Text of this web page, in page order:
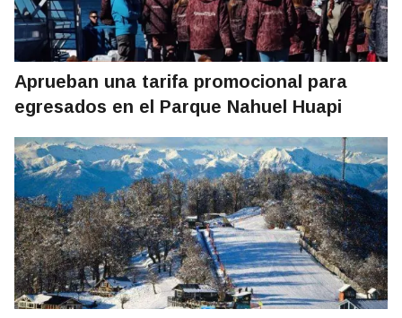
Aprueban una tarifa promocional para
egresados en el Parque Nahuel Huapi